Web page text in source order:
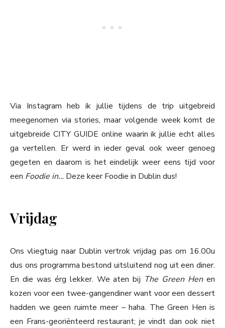
Via Instagram heb ik jullie tijdens de trip uitgebreid
meegenomen via stories, maar volgende week komt de
uitgebreide CITY GUIDE online waarin ik jullie echt alles
ga vertellen. Er werd in ieder geval ook weer genoeg
gegeten en daarom is het eindelijk weer eens tijd voor
een Foodie in… Deze keer Foodie in Dublin dus!
Vrijdag
Ons vliegtuig naar Dublin vertrok vrijdag pas om 16.00u
dus ons programma bestond uitsluitend nog uit een diner.
En die was érg lekker. We aten bij The Green Henen
kozen voor een twee-gangendiner want voor een dessert
hadden we geen ruimte meer – haha. The Green Hen is
een Frans-georiënteerd restaurant; je vindt dan ook niet